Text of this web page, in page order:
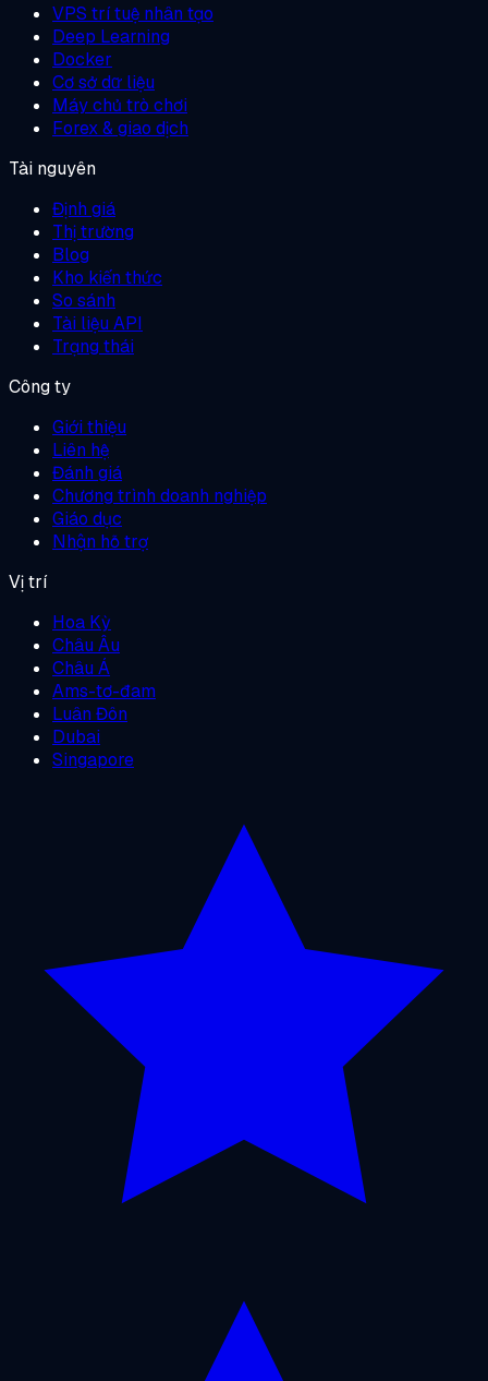
VPS trí tuệ nhân tạo
Deep Learning
Docker
Cơ sở dữ liệu
Máy chủ trò chơi
Forex & giao dịch
Tài nguyên
Định giá
Thị trường
Blog
Kho kiến thức
So sánh
Tài liệu API
Trạng thái
Công ty
Giới thiệu
Liên hệ
Đánh giá
Chương trình doanh nghiệp
Giáo dục
Nhận hỗ trợ
Vị trí
Hoa Kỳ
Châu Âu
Châu Á
Ams-tơ-đam
Luân Đôn
Dubai
Singapore